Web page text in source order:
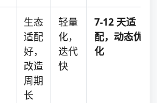
生态
适配
好，
改造
周期
长
轻量
化，
迭代
快
7-12 天适
配，动态优
化